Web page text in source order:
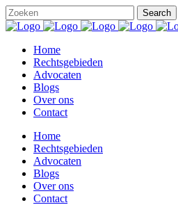
Home
Rechtsgebieden
Advocaten
Blogs
Over ons
Contact
Home
Rechtsgebieden
Advocaten
Blogs
Over ons
Contact